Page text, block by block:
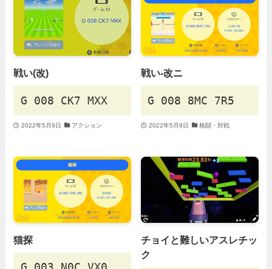
戦い(改)
G 008 CK7 MXX
2022年5月9日 アクション
戦い-改ニ
G 008 8MC 7R5
2022年5月9日 格闘・対戦
猫探
チョイと難しいアスレチッ
ク